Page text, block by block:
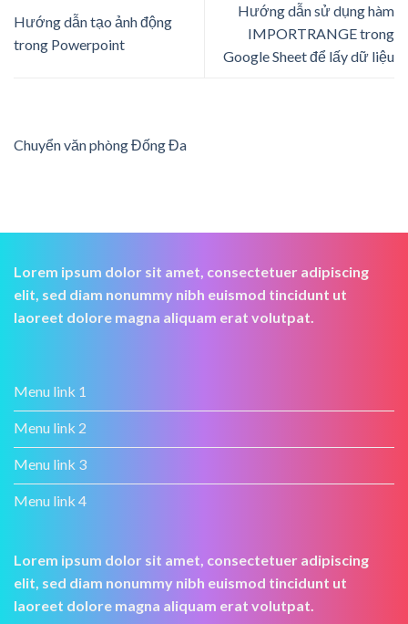
Hướng dẫn tạo ảnh động
trong Powerpoint
Hướng dẫn sử dụng hàm
IMPORTRANGE trong
Google Sheet để lấy dữ liệu
Chuyển văn phòng Đống Đa
Lorem ipsum dolor sit amet, consectetuer adipiscing
elit, sed diam nonummy nibh euismod tincidunt ut
laoreet dolore magna aliquam erat volutpat.
Menu link 1
Menu link 2
Menu link 3
Menu link 4
Lorem ipsum dolor sit amet, consectetuer adipiscing
elit, sed diam nonummy nibh euismod tincidunt ut
laoreet dolore magna aliquam erat volutpat.